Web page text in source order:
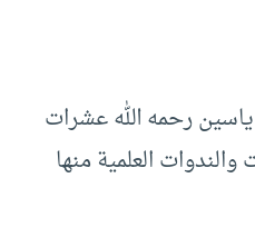
رحمه الله عشرات
العلمية منها